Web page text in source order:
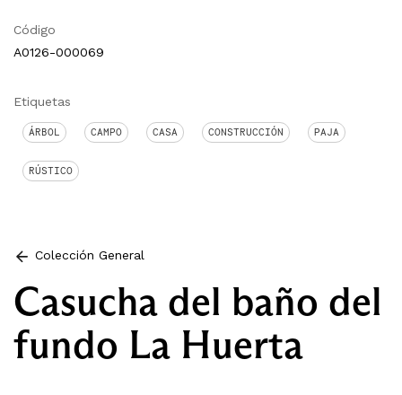
Código
A0126-000069
Etiquetas
ÁRBOL CAMPO CASA CONSTRUCCIÓN PAJA
RÚSTICO
Colección General
Casucha del baño del
fundo La Huerta